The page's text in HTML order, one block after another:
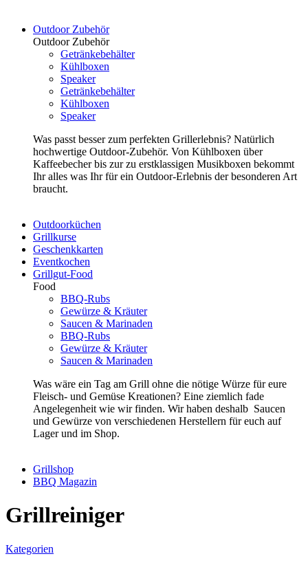
Outdoor Zubehör
Outdoor Zubehör
Getränkebehälter
Kühlboxen
Speaker
Getränkebehälter
Kühlboxen
Speaker
Was passt besser zum perfekten Grillerlebnis? Natürlich
hochwertige Outdoor-Zubehör. Von Kühlboxen über
Kaffeebecher bis zur zu erstklassigen Musikboxen bekommt
Ihr alles was Ihr für ein Outdoor-Erlebnis der besonderen Art
braucht.
Outdoorküchen
Grillkurse
Geschenkkarten
Eventkochen
Grillgut-Food
Food
BBQ-Rubs
Gewürze & Kräuter
Saucen & Marinaden
BBQ-Rubs
Gewürze & Kräuter
Saucen & Marinaden
Was wäre ein Tag am Grill ohne die nötige Würze für eure
Fleisch- und Gemüse Kreationen? Eine ziemlich fade
Angelegenheit wie wir finden. Wir haben deshalb Saucen
und Gewürze von verschiedenen Herstellern für euch auf
Lager und im Shop.
Grillshop
BBQ Magazin
Grillreiniger
Kategorien